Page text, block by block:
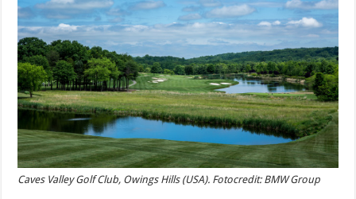
Caves Valley Golf Club, Owings Hills (USA). Fotocredit: BMW Group